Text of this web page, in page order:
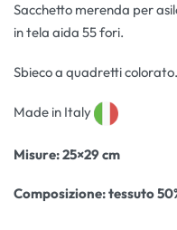
Sacchetto merenda per
in tela aida 55 fori.
Sbieco a quadretti colorato.
Made in Italy
Misure: 25×29 cm
Composizione:tessuto